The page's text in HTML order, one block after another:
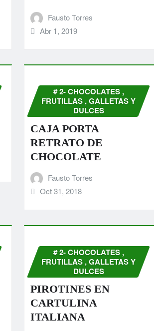
Fausto Torres
Abr 1, 2019
# 2- CHOCOLATES ,
FRUTILLAS , GALLETAS Y
DULCES
CAJA PORTA
RETRATO DE
CHOCOLATE
Fausto Torres
Oct 31, 2018
# 2- CHOCOLATES ,
FRUTILLAS , GALLETAS Y
DULCES
PIROTINES EN
CARTULINA
ITALIANA